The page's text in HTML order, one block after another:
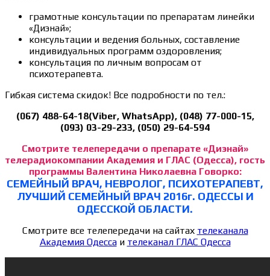
грамотные консультации по препаратам линейки
«Диэнай»;
консультации и ведения больных, составление
индивидуальных программ оздоровления;
консультация по личным вопросам от
психотерапевта.
Гибкая система скидок! Все подробности по тел.:
(067) 488-64-18(Viber, WhatsApp), (048) 77-000-15,
(093) 03-29-233, (050) 29-64-594
Смотрите телепередачи о препарате «Диэнай»
телерадиокомпании Aкадемия и ГЛАС (Одесса), гость
программы Валентина Николаевна Говорко:
СЕМЕЙНЫЙ ВРАЧ, НЕВРОЛОГ, ПСИХОТЕРАПЕВТ,
ЛУЧШИЙ СЕМЕЙНЫЙ ВРАЧ 2016г. ОДЕССЫ И
ОДЕССКОЙ ОБЛАСТИ.
Смотрите все телепередачи на сайтах телеканала
Aкадемия Одессаи телеканал ГЛАС Одесса